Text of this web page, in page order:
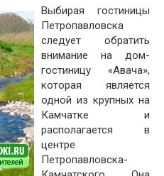
Выбирая гостиницы
Петропавловска
следует обратить
внимание на дом-
гостиницу «Авача»,
которая является
одной из крупных на
Камчатке и
располагается в
центре
Петропавловска-